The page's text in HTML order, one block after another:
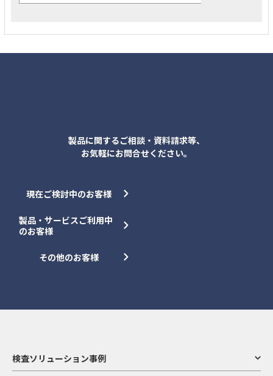
製品に関するご相談・資料請求等、
お気軽にお問合せください。
現在ご検討中のお客様
製品・サービスご利用中
のお客様
その他のお客様
検査ソリューション事例